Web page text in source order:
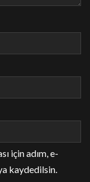
için adım, e-
kaydedilsin.